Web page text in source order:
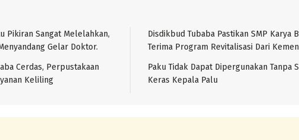
Pikiran Sangat Melelahkan,
Gelar Doktor.
Cerdas, Perpustakaan
Keliling
Disdikbud Tubaba Pastikan SMP Karya
Terima Program Revitalisasi Dari
Paku Tidak Dapat Dipergunakan Tanpa
Keras Kepala Palu